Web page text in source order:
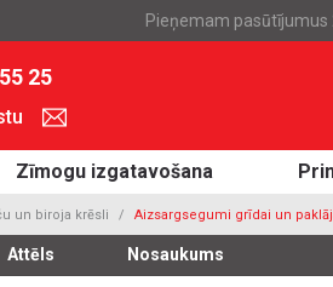
Pieņemam pasūtījumus
25
Zīmogu izgatavošana
un biroja krēsli Aizsargsegumi grīdai un
Attēls Nosaukums